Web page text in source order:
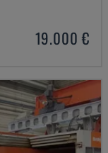
19.000 €